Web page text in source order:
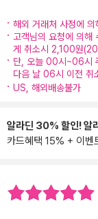
해외 거래처 사정에
고객님의 요청에 의해
게 취소시 2,100원
단, 오늘 00시~06시
다음 날 06시 이전 취
US, 해외배송불가
알라딘 30% 할인! 알
카드혜택 15% + 이